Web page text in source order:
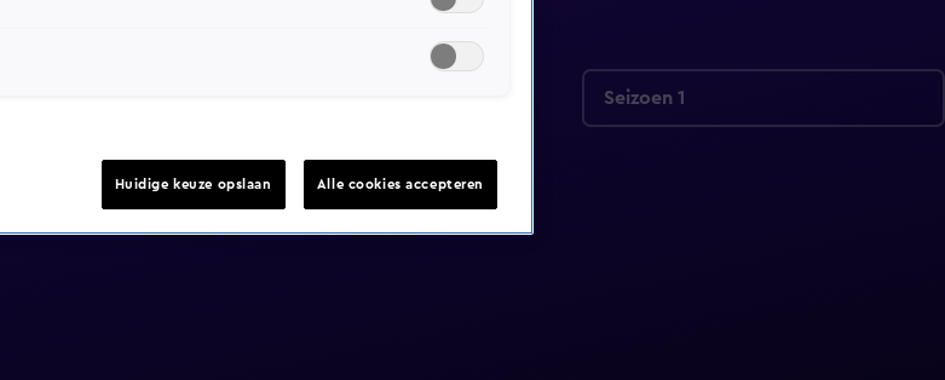
Seizoen 1
Huidige keuze opslaan Alle cookies accepteren